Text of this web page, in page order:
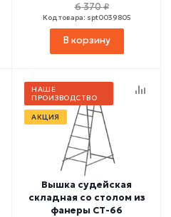
6 370 ₽
Код товара: spt0039805
В корзину
НАШЕ
ПРОИЗВОДСТВО
АКЦИЯ
Вышка судейская
складная со столом из
фанеры СТ-66